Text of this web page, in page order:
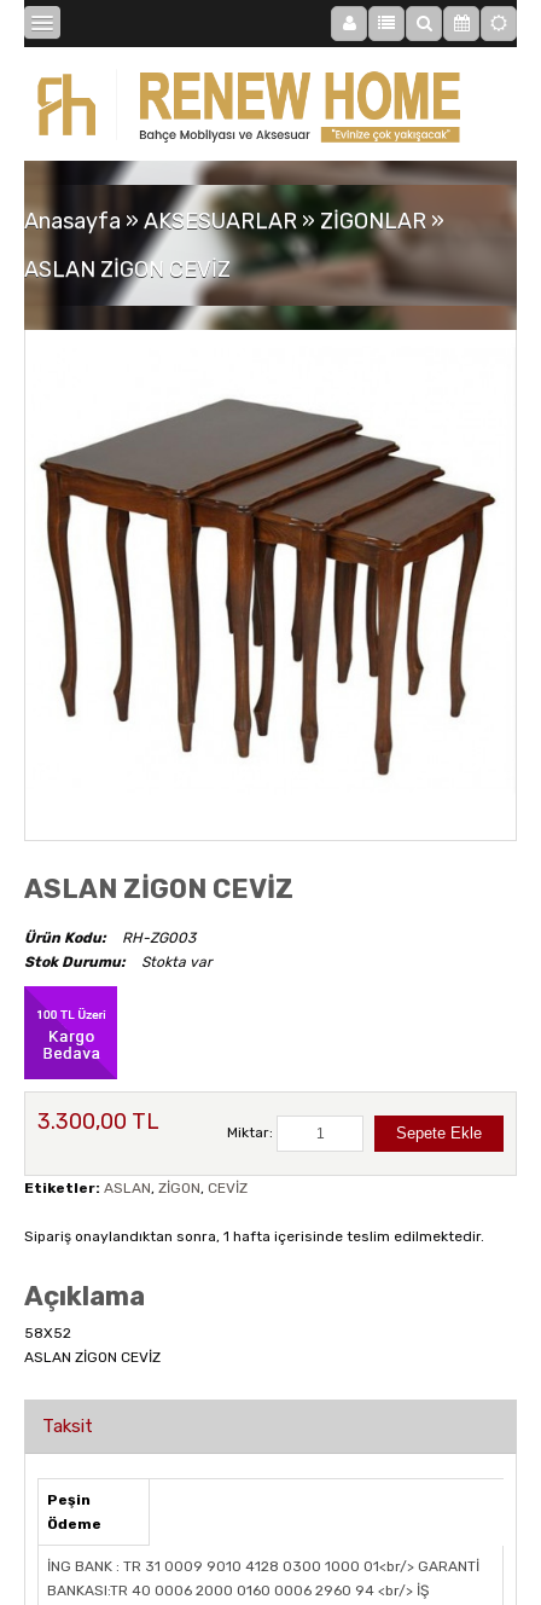
BİBLOLAR
SAATLER
MOBİLYALAR
AYNALAR
AKSESUARLAR
OBJELER
Anasayfa » AKSESUARLAR » ZİGONLAR »
ASLAN ZİGON CEVİZ
ASLAN ZİGON CEVİZ
Ürün Kodu:
RH-ZG003
Stok Durumu:
Stokta var
3.300,00 TL Miktar:
Etiketler: ASLAN, ZİGON, CEVİZ
Sipariş onaylandıktan sonra, 1 hafta içerisinde teslim edilmektedir.
Açıklama
58X52
ASLAN ZİGON CEVİZ
Taksit
Peşin
Ödeme
İNG BANK : TR 31 0009 9010 4128 0300 1000 01<br/> GARANTİ
BANKASI:TR 40 0006 2000 0160 0006 2960 94 <br/> İŞ